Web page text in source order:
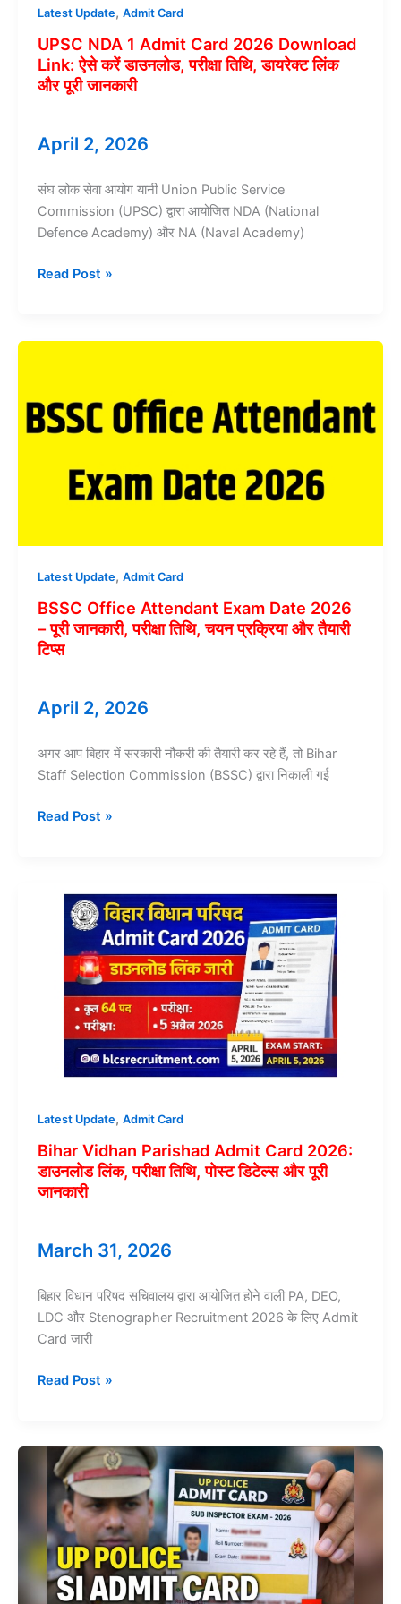
Year
&
Full
Details
Latest Update, Admit Card
UPSC NDA 1 Admit Card 2026 Download
Link: ऐसे करें डाउनलोड, परीक्षा तिथि, डायरेक्ट लिंक
और पूरी जानकारी
April 2, 2026
संघ लोक सेवा आयोग यानी Union Public Service
Commission (UPSC) द्वारा आयोजित NDA (National
Defence Academy) और NA (Naval Academy)
UPSC
Admit
Download
Link:
डाउनलोड,
लिंक
पूरी
जानकारी
Read Post »
Latest Update, Admit Card
BSSC Office Attendant Exam Date 2026
– पूरी जानकारी, परीक्षा तिथि, चयन प्रक्रिया और तैयारी
टिप्स
April 2, 2026
अगर आप बिहार में सरकारी नौकरी की तैयारी कर रहे हैं, तो Bihar
Staff Selection Commission (BSSC) द्वारा निकाली गई
BSSC
जानकारी,
प्रक्रिया
तैयारी
Read Post »
Latest Update, Admit Card
Bihar Vidhan Parishad Admit Card 2026:
डाउनलोड लिंक, परीक्षा तिथि, पोस्ट डिटेल्स और पूरी
जानकारी
March 31, 2026
बिहार विधान परिषद सचिवालय द्वारा आयोजित होने वाली PA, DEO,
LDC और Stenographer Recruitment 2026 के लिए Admit
Card जारी
Bihar
Admit
Card
2026:
डाउनलोड
लिंक,
परीक्षा
तिथि,
पोस्ट
Read Post »